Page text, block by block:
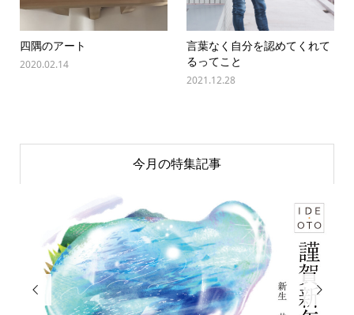
四隅のアート
2020.02.14
言葉なく自分を認めてくれて
るってこと
2021.12.28
今月の特集記事
 